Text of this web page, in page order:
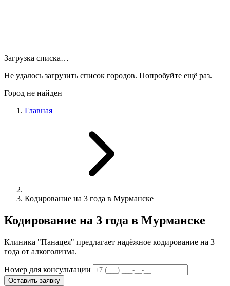
Загрузка списка…
Не удалось загрузить список городов. Попробуйте ещё раз.
Город не найден
Главная
Кодирование на 3 года в Мурманске
Кодирование на 3 года в Мурманске
Клиника "Панацея" предлагает надёжное кодирование на 3
года от алкоголизма.
Номер для консультации
Оставить заявку